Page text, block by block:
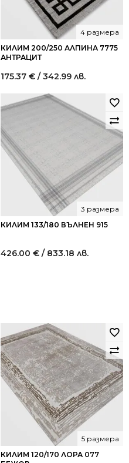
КИЛИМ 200/250 АЛПИНА 7775
АНТРАЦИТ
4 размера
175.37 € / 342.99 лв.
КИЛИМ 133/180 ВЪЛНЕН 915
3 размера
426.00 € / 833.18 лв.
КИЛИМ 120/170 ЛОРА 077
5 размера